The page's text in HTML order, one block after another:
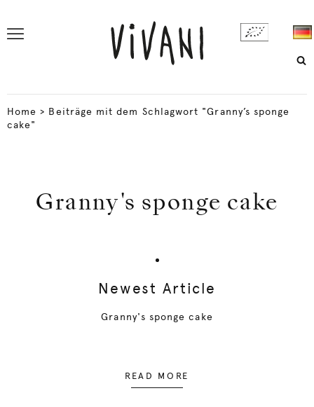
Home > Beiträge mit dem Schlagwort "Granny’s sponge
cake"
Granny's sponge cake
Newest Article
Granny's sponge cake
READ MORE